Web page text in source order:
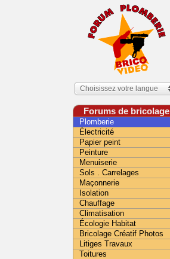
Choisissez votre langue
Forums de bricolage
Plomberie
Électricité
Papier peint
Peinture
Menuiserie
Sols . Carrelages
Maçonnerie
Isolation
Chauffage
Climatisation
Écologie Habitat
Bricolage Créatif Photos
Litiges Travaux
Toitures